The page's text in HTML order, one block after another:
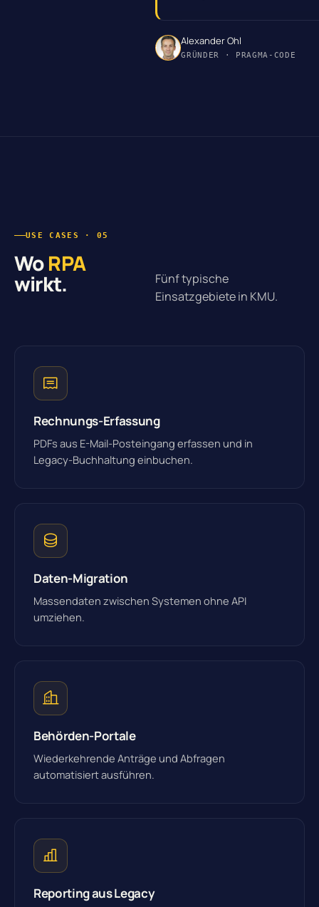
Alexander Ohl
GRÜNDER · PRAGMA-CODE
USE CASES · 05
WoRPA
wirkt.
Fünf typische
Einsatzgebiete in KMU.
Rechnungs-Erfassung
PDFs aus E-Mail-Posteingang erfassen und in
Legacy-Buchhaltung einbuchen.
Daten-Migration
Massendaten zwischen Systemen ohne API
umziehen.
Behörden-Portale
Wiederkehrende Anträge und Abfragen
automatisiert ausführen.
Reporting aus Legacy